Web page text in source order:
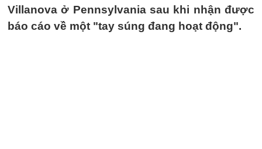
Villanova ở Pennsylvania sau khi nhận được
báo cáo về một "tay súng đang hoạt động".